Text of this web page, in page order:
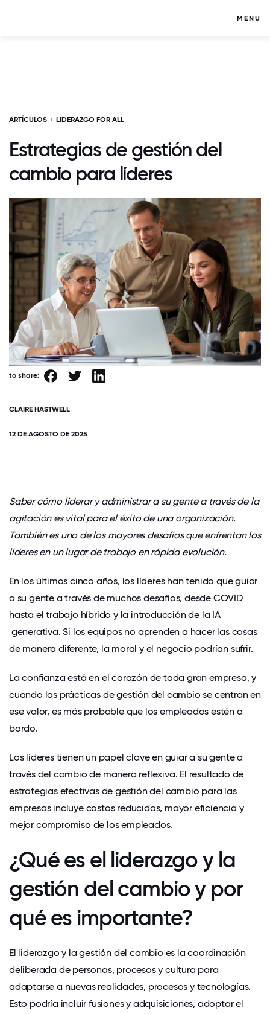
MENU
ARTÍCULOS LIDERAZGO FOR ALL
Estrategias de gestión del
cambio para líderes
to share:
CLAIRE HASTWELL
12 DE AGOSTO DE 2025
Saber cómo liderar y administrar a su gente a través de la
agitación es vital para el éxito de una organización.
También es uno de los mayores desafíos que enfrentan los
líderes en un lugar de trabajo en rápida evolución.
En los últimos cinco años, los líderes han tenido que guiar
a su gente a través de muchos desafíos, desde COVID
hasta el trabajo híbrido y la introducción de la IA
generativa. Si los equipos no aprenden a hacer las cosas
de manera diferente, la moral y el negocio podrían sufrir.
La confianza está en el corazón de toda gran empresa, y
cuando las prácticas de gestión del cambio se centran en
ese valor, es más probable que los empleados estén a
bordo.
Los líderes tienen un papel clave en guiar a su gente a
través del cambio de manera reflexiva. El resultado de
estrategias efectivas de gestión del cambio para las
empresas incluye costos reducidos, mayor eficiencia y
mejor compromiso de los empleados.
¿Qué es el liderazgo y la
gestión del cambio y por
qué es importante?
El liderazgo y la gestión del cambio es la coordinación
deliberada de personas, procesos y cultura para
adaptarse a nuevas realidades, procesos y tecnologías.
Esto podría incluir fusiones y adquisiciones, adoptar el